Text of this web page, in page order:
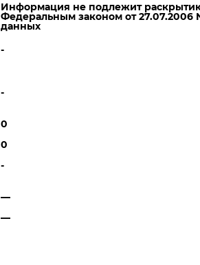
Информация не подлежит раскрытию
Федеральным законом от 27.07.2006
данных
-
-
0
0
-
—
—